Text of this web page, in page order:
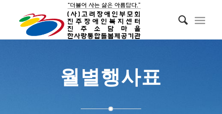
월별행사표